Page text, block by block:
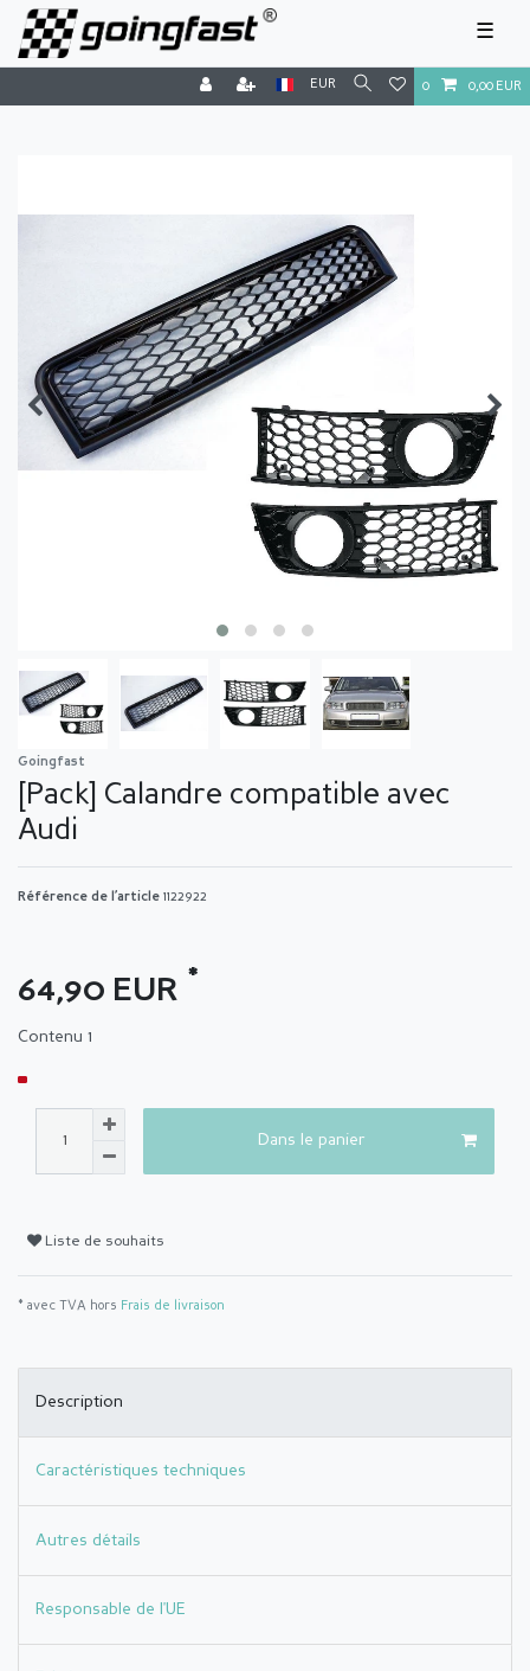
☰
EUR 0 0,00 EUR
Goingfast
[Pack] Calandre compatible avec
Audi
Référence de l’article 1122922
64,90 EUR *
Contenu 1
Dans le panier
Liste de souhaits
* avec TVA hors Frais de livraison
Description
Caractéristiques techniques
Autres détails
Responsable de l'UE